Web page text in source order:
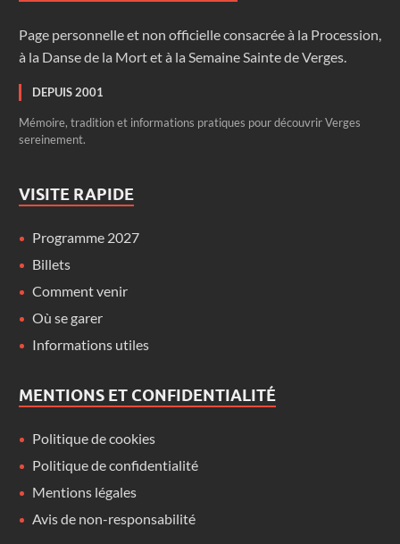
Page personnelle et non officielle consacrée à la Procession,
à la Danse de la Mort et à la Semaine Sainte de Verges.
DEPUIS 2001
Mémoire, tradition et informations pratiques pour découvrir Verges
sereinement.
VISITE RAPIDE
Programme 2027
Billets
Comment venir
Où se garer
Informations utiles
MENTIONS ET CONFIDENTIALITÉ
Politique de cookies
Politique de confidentialité
Mentions légales
Avis de non-responsabilité